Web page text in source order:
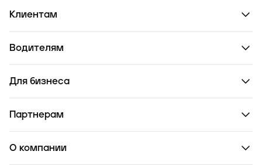
Клиентам
Водителям
Для бизнеса
Партнерам
О компании